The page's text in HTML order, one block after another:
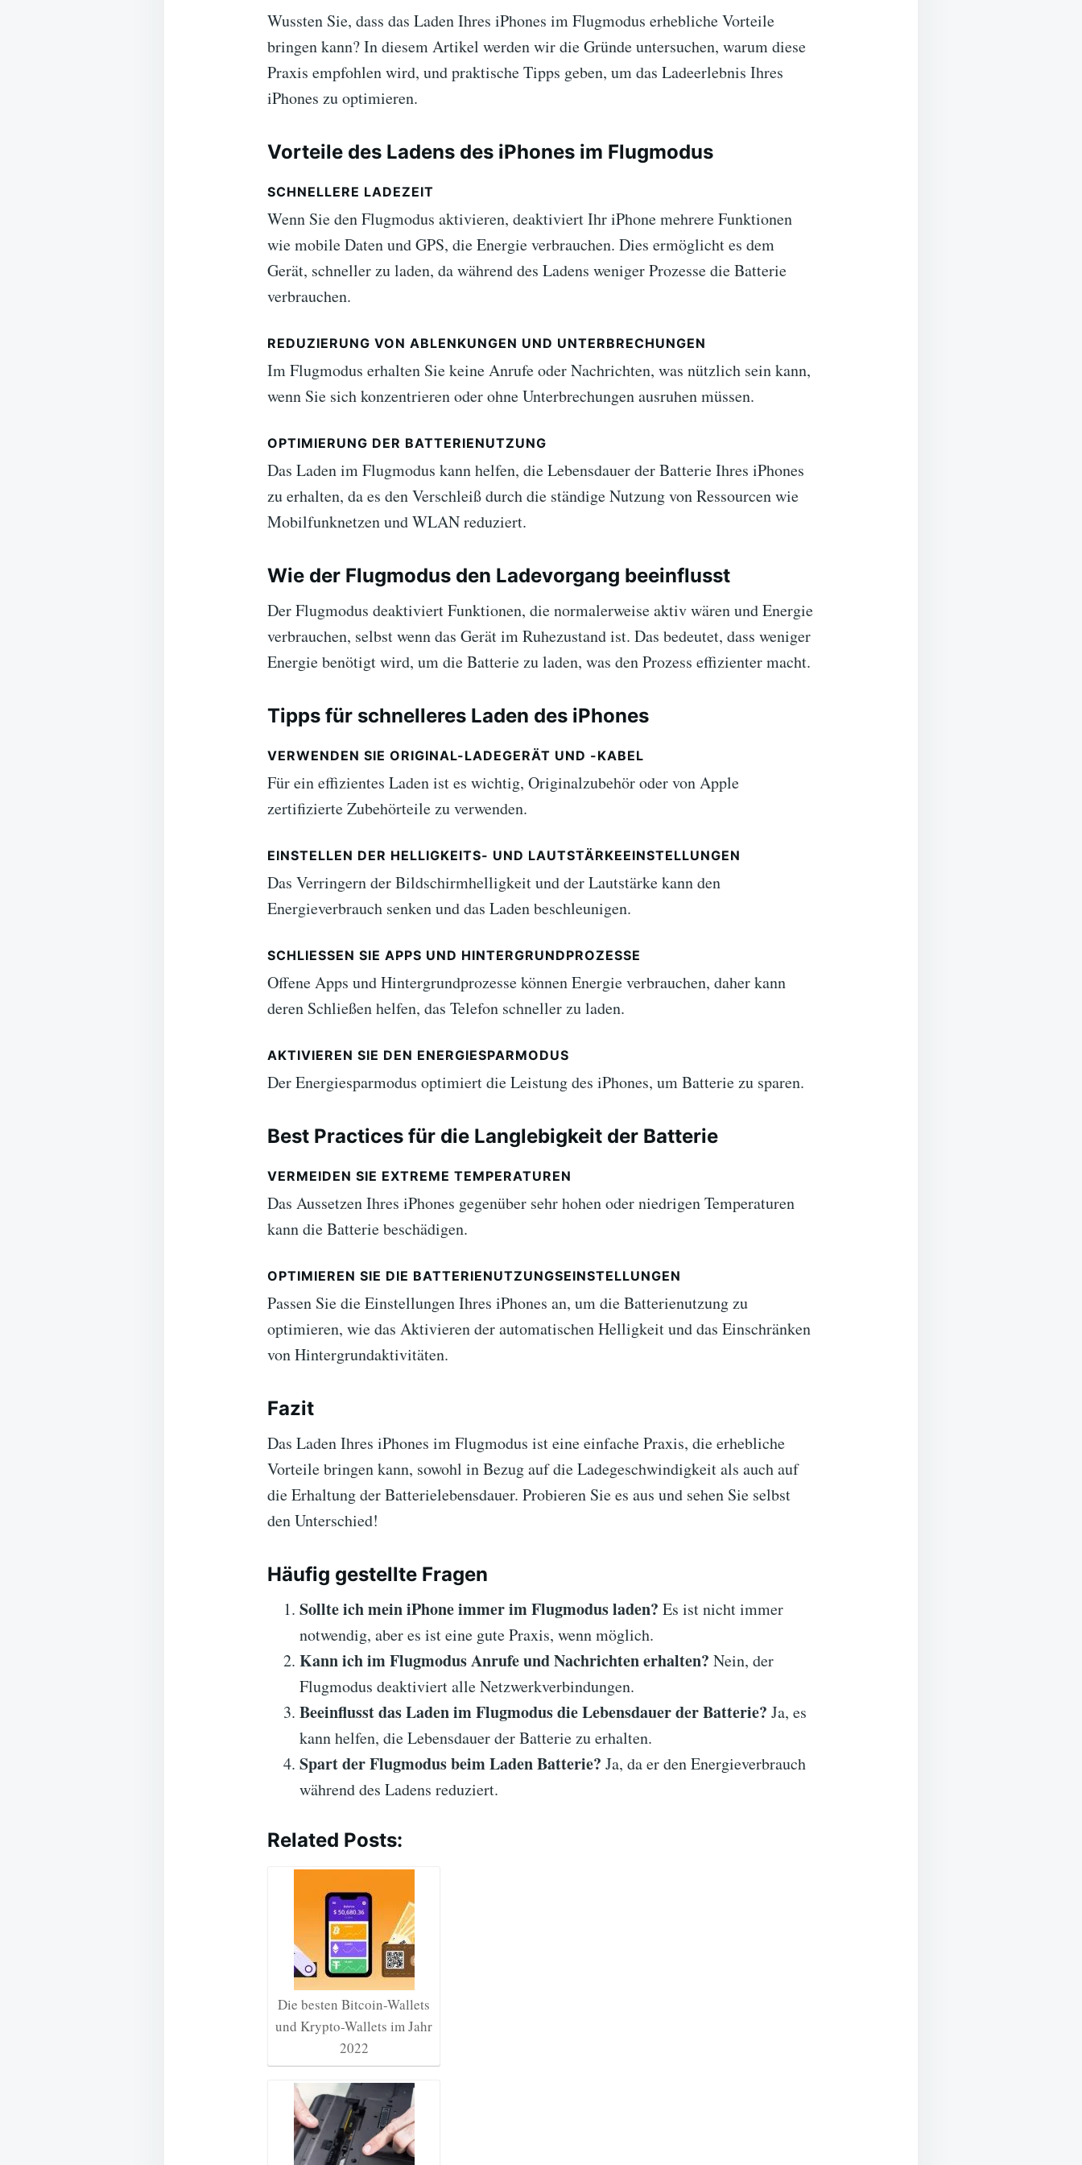
Wussten Sie, dass das Laden Ihres iPhones im Flugmodus erhebliche Vorteile
bringen kann? In diesem Artikel werden wir die Gründe untersuchen, warum diese
Praxis empfohlen wird, und praktische Tipps geben, um das Ladeerlebnis Ihres
iPhones zu optimieren.
Vorteile des Ladens des iPhones im Flugmodus
SCHNELLERE LADEZEIT
Wenn Sie den Flugmodus aktivieren, deaktiviert Ihr iPhone mehrere Funktionen
wie mobile Daten und GPS, die Energie verbrauchen. Dies ermöglicht es dem
Gerät, schneller zu laden, da während des Ladens weniger Prozesse die Batterie
verbrauchen.
REDUZIERUNG VON ABLENKUNGEN UND UNTERBRECHUNGEN
Im Flugmodus erhalten Sie keine Anrufe oder Nachrichten, was nützlich sein kann,
wenn Sie sich konzentrieren oder ohne Unterbrechungen ausruhen müssen.
OPTIMIERUNG DER BATTERIENUTZUNG
Das Laden im Flugmodus kann helfen, die Lebensdauer der Batterie Ihres iPhones
zu erhalten, da es den Verschleiß durch die ständige Nutzung von Ressourcen wie
Mobilfunknetzen und WLAN reduziert.
Wie der Flugmodus den Ladevorgang beeinflusst
Der Flugmodus deaktiviert Funktionen, die normalerweise aktiv wären und Energie
verbrauchen, selbst wenn das Gerät im Ruhezustand ist. Das bedeutet, dass weniger
Energie benötigt wird, um die Batterie zu laden, was den Prozess effizienter macht.
Tipps für schnelleres Laden des iPhones
VERWENDEN SIE ORIGINAL-LADEGERÄT UND -KABEL
Für ein effizientes Laden ist es wichtig, Originalzubehör oder von Apple
zertifizierte Zubehörteile zu verwenden.
EINSTELLEN DER HELLIGKEITS- UND LAUTSTÄRKEEINSTELLUNGEN
Das Verringern der Bildschirmhelligkeit und der Lautstärke kann den
Energieverbrauch senken und das Laden beschleunigen.
SCHLIESSEN SIE APPS UND HINTERGRUNDPROZESSE
Offene Apps und Hintergrundprozesse können Energie verbrauchen, daher kann
deren Schließen helfen, das Telefon schneller zu laden.
AKTIVIEREN SIE DEN ENERGIESPARMODUS
Der Energiesparmodus optimiert die Leistung des iPhones, um Batterie zu sparen.
Best Practices für die Langlebigkeit der Batterie
VERMEIDEN SIE EXTREME TEMPERATUREN
Das Aussetzen Ihres iPhones gegenüber sehr hohen oder niedrigen Temperaturen
kann die Batterie beschädigen.
OPTIMIEREN SIE DIE BATTERIENUTZUNGSEINSTELLUNGEN
Passen Sie die Einstellungen Ihres iPhones an, um die Batterienutzung zu
optimieren, wie das Aktivieren der automatischen Helligkeit und das Einschränken
von Hintergrundaktivitäten.
Fazit
Das Laden Ihres iPhones im Flugmodus ist eine einfache Praxis, die erhebliche
Vorteile bringen kann, sowohl in Bezug auf die Ladegeschwindigkeit als auch auf
die Erhaltung der Batterielebensdauer. Probieren Sie es aus und sehen Sie selbst
den Unterschied!
Häufig gestellte Fragen
Sollte ich mein iPhone immer im Flugmodus laden? Es ist nicht immer
notwendig, aber es ist eine gute Praxis, wenn möglich.
Kann ich im Flugmodus Anrufe und Nachrichten erhalten? Nein, der
Flugmodus deaktiviert alle Netzwerkverbindungen.
Beeinflusst das Laden im Flugmodus die Lebensdauer der Batterie? Ja, es
kann helfen, die Lebensdauer der Batterie zu erhalten.
Spart der Flugmodus beim Laden Batterie? Ja, da er den Energieverbrauch
während des Ladens reduziert.
Related Posts:
Die besten Bitcoin-Wallets
und Krypto-Wallets im Jahr
2022